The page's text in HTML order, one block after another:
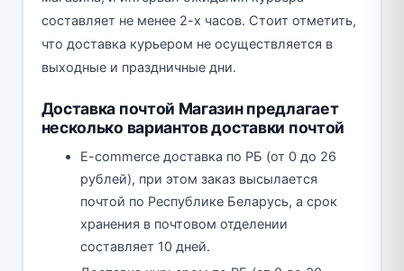
составляет не менее 2-х часов. Стоит отметить,
что доставка курьером не осуществляется в
выходные и праздничные дни.
Доставка почтой Магазин предлагает
несколько вариантов доставки почтой
E-commerce доставка по РБ (от 0 до 26
рублей), при этом заказ высылается
почтой по Республике Беларусь, а срок
хранения в почтовом отделении
составляет 10 дней.